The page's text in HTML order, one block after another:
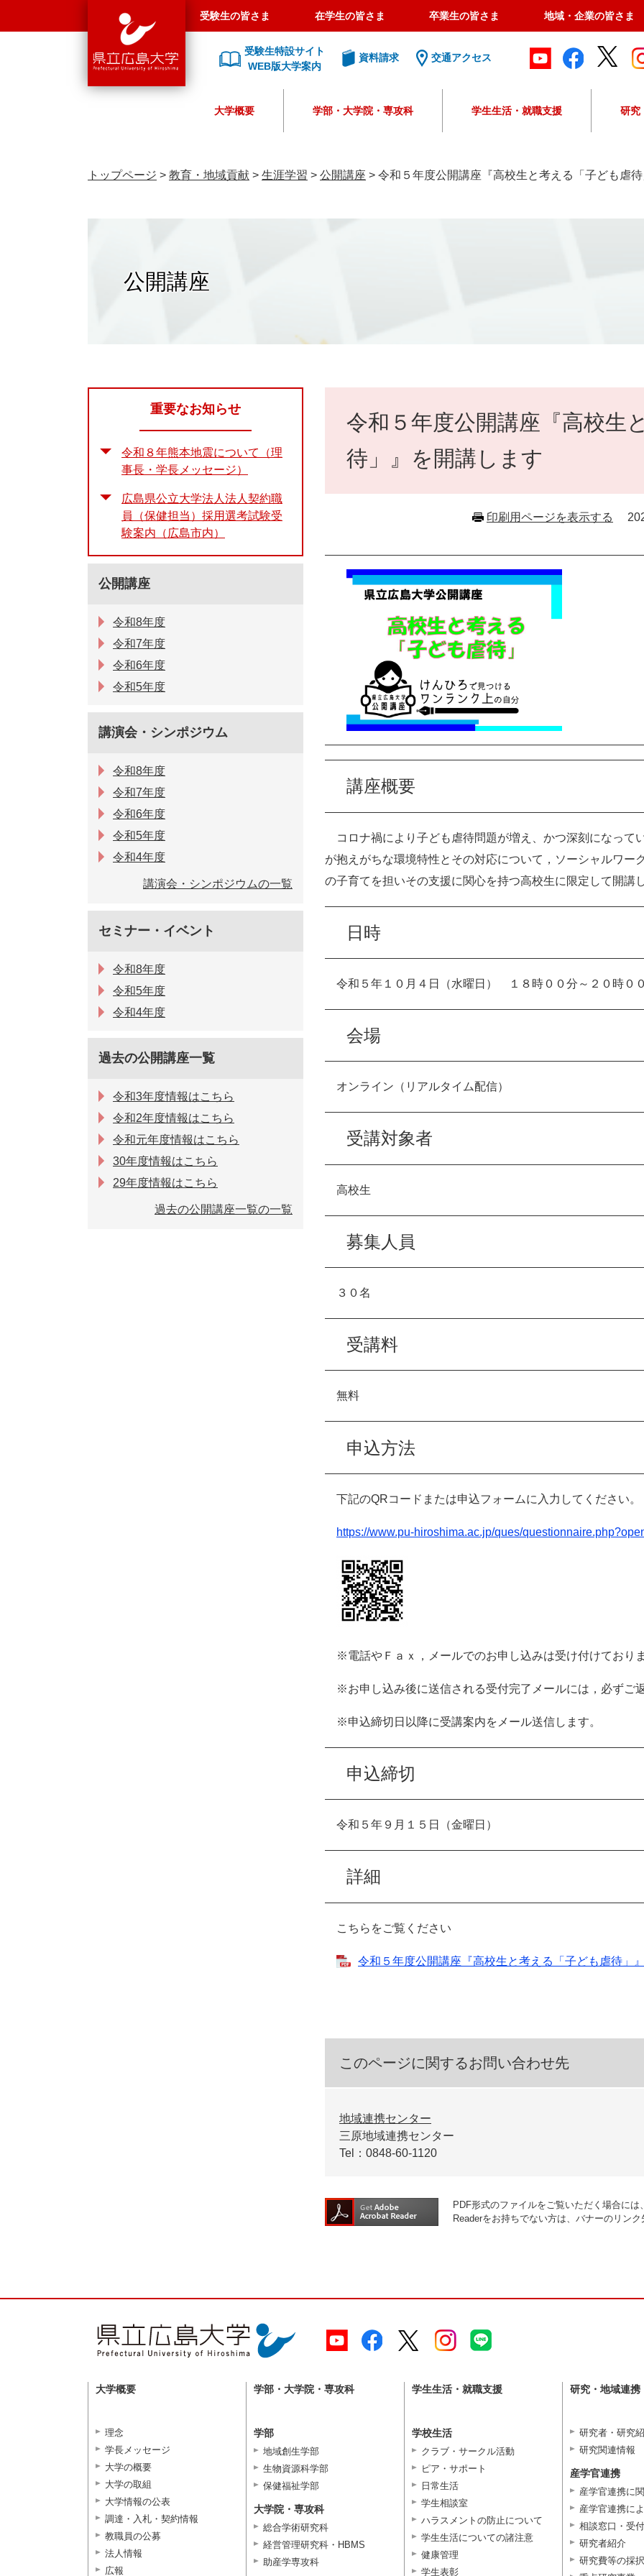
島
大
受験生の皆さま 在学生の皆さま 卒業生の皆さま 地域・企業の皆さま
受験生特設サイト
WEB版大学案内
資料請求 交通アクセス
o
大学概要 学部・大学院・専攻科 学生生活・就職支援 研究
トップページ > 教育・地域貢献 > 生涯学習 > 公開講座 > 令和５年度公開講座『高校生と考える「子ども虐
公開講座
令和５年度公開講座『高校生
待」』を開講します
印刷用ページを表示する
講座概要
コロナ禍により子ども虐待問題が増え、かつ深刻になって
が抱えがちな環境特性とその対応について，ソーシャルワー
の子育てを担いその支援に関心を持つ高校生に限定して開講
日時
令和５年１０月４日（水曜日） １８時００分～２０時０
会場
オンライン（リアルタイム配信）
受講対象者
高校生
募集人員
３０名
受講料
無料
申込方法
下記のQRコードまたは申込フォームに入力してください。
https://www.pu-hiroshima.ac.jp/ques/
※電話やＦａｘ，メールでのお申し込みは受け付けており
※お申し込み後に送信される受付完了メールには，必ずご
※申込締切日以降に受講案内をメール送信します。
申込締切
令和５年９月１５日（金曜日）
詳細
こちらをご覧ください
令和５年度公開講座『高校生と考える「子ども虐待」
このページに関するお問い合わせ先
地域連携センター
三原地域連携センター
Tel：0848-60-1120
PDF形式のファイルをご覧いただく場合に
Readerをお持ちでない方は、バナーのリン
重要なお知らせ
令和８年熊本地震について（理
事長・学長メッセージ）
広島県公立大学法人法人契約職
員（保健担当）採用選考試験受
験案内（広島市内）
公開講座
令和8年度
令和7年度
令和6年度
令和5年度
講演会・シンポジウム
令和8年度
令和7年度
令和6年度
令和5年度
令和4年度
講演会・シンポジウムの一覧
セミナー・イベント
令和8年度
令和5年度
令和4年度
過去の公開講座一覧
令和3年度情報はこちら
令和2年度情報はこちら
令和元年度情報はこちら
30年度情報はこちら
29年度情報はこちら
過去の公開講座一覧の一覧
大学概要
理念
学長メッセージ
大学の概要
大学の取組
大学情報の公表
調達・入札・契約情報
教職員の公募
法人情報
広報
学部・大学院・専攻科
学部
地域創生学部
生物資源科学部
保健福祉学部
大学院・専攻科
総合学術研究科
経営管理研究科・HBMS
助産学専攻科
学生生活・就職支援
学校生活
クラブ・サークル活動
ピア・サポート
日常生活
学生相談室
ハラスメントの防止について
学生生活についての諸注意
健康管理
学生表彰
研究・地域連携
研究者・研究
研究関連情報
産学官連携
産学官連携に
産学官連携に
相談窓口・受付
研究者紹介
研究費等の採